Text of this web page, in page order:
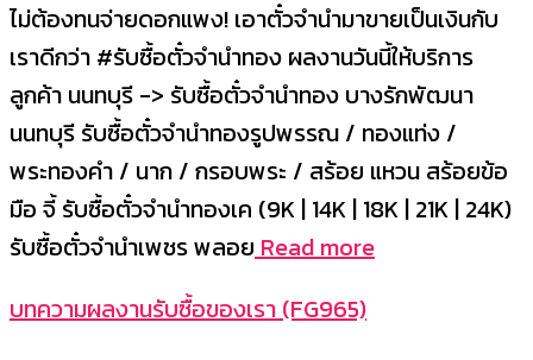
ไม่ต้องทนจ่ายดอกแพง! เอาตั๋วจำนำมาขายเป็นเงินกับ
เราดีกว่า #รับซื้อตั๋วจำนำทอง ผลงานวันนี้ให้บริการ
ลูกค้า นนทบุรี -> รับซื้อตั๋วจำนำทอง บางรักพัฒนา
นนทบุรี รับซื้อตั๋วจำนำทองรูปพรรณ / ทองแท่ง /
พระทองคำ / นาก / กรอบพระ / สร้อย แหวน สร้อยข้อ
มือ จี้ รับซื้อตั๋วจำนำทองเค (9K | 14K | 18K | 21K | 24K)
รับซื้อตั๋วจำนำเพชร พลอยRead more
บทความผลงานรับซื้อของเรา (FG965)